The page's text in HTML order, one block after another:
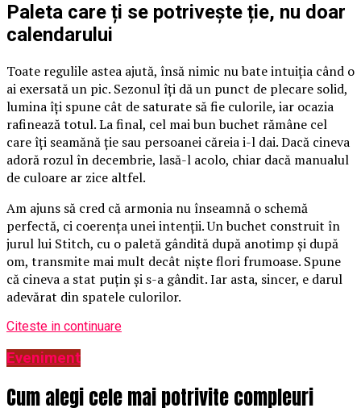
Paleta care ți se potrivește ție, nu doar
calendarului
Toate regulile astea ajută, însă nimic nu bate intuiția când o
ai exersată un pic. Sezonul îți dă un punct de plecare solid,
lumina îți spune cât de saturate să fie culorile, iar ocazia
rafinează totul. La final, cel mai bun buchet rămâne cel
care îți seamănă ție sau persoanei căreia i-l dai. Dacă cineva
adoră rozul în decembrie, lasă-l acolo, chiar dacă manualul
de culoare ar zice altfel.
Am ajuns să cred că armonia nu înseamnă o schemă
perfectă, ci coerența unei intenții. Un buchet construit în
jurul lui Stitch, cu o paletă gândită după anotimp și după
om, transmite mai mult decât niște flori frumoase. Spune
că cineva a stat puțin și s-a gândit. Iar asta, sincer, e darul
adevărat din spatele culorilor.
Citeste in continuare
Eveniment
Cum alegi cele mai potrivite compleuri